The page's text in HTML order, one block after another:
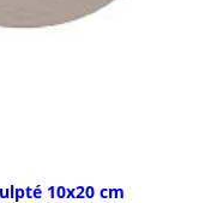
10x20 cm